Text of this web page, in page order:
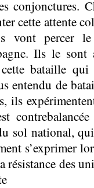
conjonctures.
cette attente
vont percer
Ils le
bataille
entendu de
ils
sol national,
s’exprimer
des